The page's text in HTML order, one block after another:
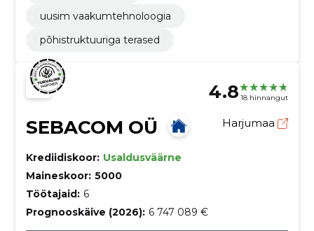
uusim vaakumtehnoloogia
põhistruktuuriga terased
4.8 18 hinnangut
SEBACOM OÜ Harjumaa
Krediidiskoor: Usaldusväärne
Maineskoor: 5000
Töötajaid: 6
Prognooskäive (2026): 6 747 089 €